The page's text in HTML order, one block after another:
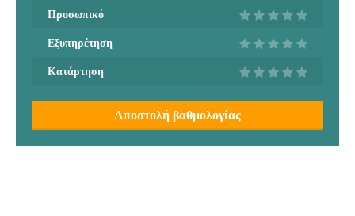
Προσωπικό
Εξυπηρέτηση
Κατάρτηση
Αποστολή βαθμολογίας